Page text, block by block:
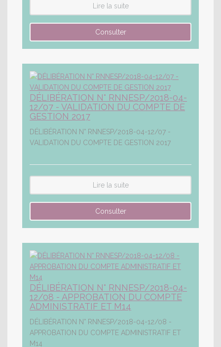
Lire la suite
DÉLIBÉRATION N° RNNESP/2018-04-
12/07 - VALIDATION DU COMPTE DE
GESTION 2017
DÉLIBÉRATION N° RNNESP/2018-04-12/07 -
VALIDATION DU COMPTE DE GESTION 2017
Lire la suite
DÉLIBÉRATION N° RNNESP/2018-04-
12/08 - APPROBATION DU COMPTE
ADMINISTRATIF ET M14
DÉLIBÉRATION N° RNNESP/2018-04-12/08 -
APPROBATION DU COMPTE ADMINISTRATIF ET
M14